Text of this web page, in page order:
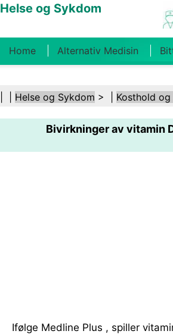
Helse og Sykdom
Home Alternativ Medisin
Kosthold Og Ernæring
Helsebransjen Psykisk Helse
Sikkerhet Kirurgi Og Prosedyrer
Helse og Sykdom > | Kosthold
Bivirkninger av vitamin
Ifølge Medline Plus , spiller